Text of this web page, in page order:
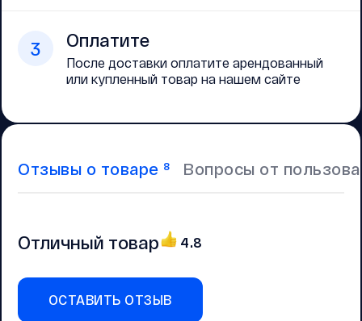
3 Оплатите
После доставки оплатите арендованный
или купленный товар на нашем сайте
Отзывы о товаре 8 Вопросы от
Отличный товар 4.8
ОСТАВИТЬ ОТЗЫВ